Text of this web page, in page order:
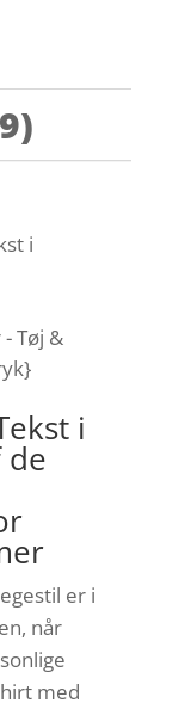
i
Tøj &
i
de
er i
når
med